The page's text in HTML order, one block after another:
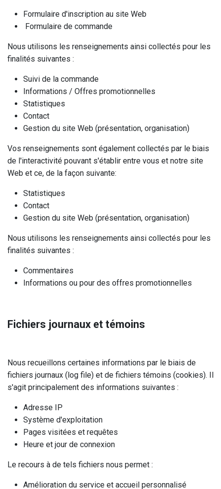
Formulaire d'inscription au site Web
Formulaire de commande
Nous utilisons les renseignements ainsi collectés pour les
finalités suivantes :
Suivi de la commande
Informations / Offres promotionnelles
Statistiques
Contact
Gestion du site Web (présentation, organisation)
Vos renseignements sont également collectés par le biais
de l'interactivité pouvant s'établir entre vous et notre site
Web et ce, de la façon suivante:
Statistiques
Contact
Gestion du site Web (présentation, organisation)
Nous utilisons les renseignements ainsi collectés pour les
finalités suivantes :
Commentaires
Informations ou pour des offres promotionnelles
Fichiers journaux et témoins
Nous recueillons certaines informations par le biais de
fichiers journaux (log file) et de fichiers témoins (cookies). Il
s'agit principalement des informations suivantes :
Adresse IP
Système d'exploitation
Pages visitées et requêtes
Heure et jour de connexion
Le recours à de tels fichiers nous permet :
Amélioration du service et accueil personnalisé